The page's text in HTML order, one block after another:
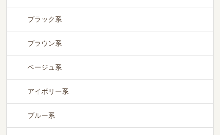
ブラック系
ブラウン系
ベージュ系
アイボリー系
ブルー系